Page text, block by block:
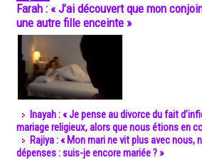
Farah : « J’ai découvert que mon
une autre fille enceinte »
Inayah : « Je pense au divorce du fait
mariage religieux, alors que nous étions en
Rajiya : « Mon mari ne vit plus avec nous,
dépenses : suis-je encore mariée ? »